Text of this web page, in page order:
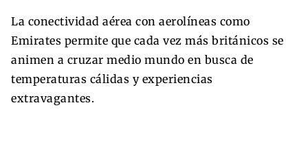
La conectividad aérea con aerolíneas como
Emirates permite que cada vez más británicos se
animen a cruzar medio mundo en busca de
temperaturas cálidas y experiencias
extravagantes.